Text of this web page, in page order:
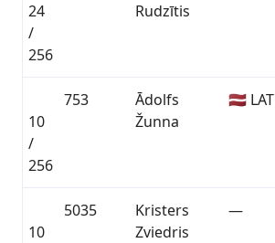
24
/
256
Rudzītis
10
/
256
753
Ādolfs
Žunna
🇱🇻 LAT
10
5035
Kristers
Zviedris
—